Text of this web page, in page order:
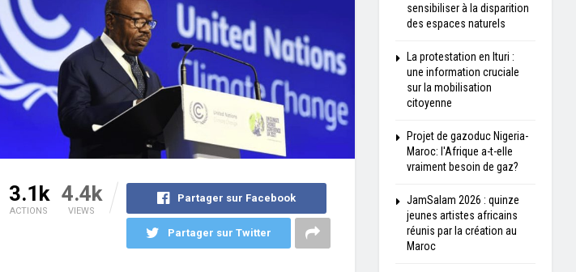
3.1k
ACTIONS
4.4k
VIEWS
Partager sur Facebook
Partager sur Twitter
sensibiliser à la disparition
des espaces naturels
La protestation en Ituri :
une information cruciale
sur la mobilisation
citoyenne
Projet de gazoduc Nigeria-
Maroc: l'Afrique a-t-elle
vraiment besoin de gaz?
JamSalam 2026 : quinze
jeunes artistes africains
réunis par la création au
Maroc